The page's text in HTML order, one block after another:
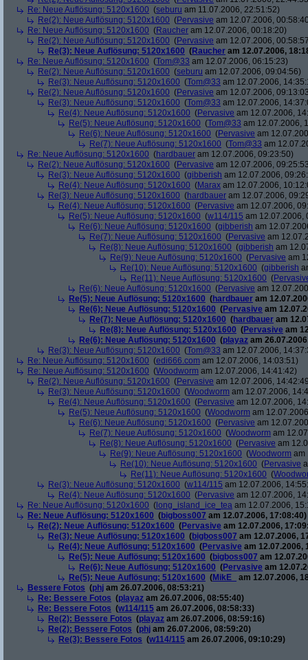
Re: Neue Auflösung: 5120x1600 (seburu am 11.07.2006, 22:51:52)
Re(2): Neue Auflösung: 5120x1600 (Pervasive am 12.07.2006,
Re: Neue Auflösung: 5120x1600 (Raucher am 12.07.2006, 00:18:20)
Re(2): Neue Auflösung: 5120x1600 (Pervasive am 12.07.2006,
Re(3): Neue Auflösung: 5120x1600 (Raucher am 12.07.2006,
Re: Neue Auflösung: 5120x1600 (Tom@33 am 12.07.2006, 06:15:23)
Re(2): Neue Auflösung: 5120x1600 (seburu am 12.07.2006, 09:04:56)
Re(3): Neue Auflösung: 5120x1600 (Tom@33 am 12.07.2006,
Re(2): Neue Auflösung: 5120x1600 (Pervasive am 12.07.2006,
Re(3): Neue Auflösung: 5120x1600 (Tom@33 am 12.07.2006,
Re(4): Neue Auflösung: 5120x1600 (Pervasive am 12.07.2006,
Re(5): Neue Auflösung: 5120x1600 (Tom@33 am 12.07.2006,
Re(6): Neue Auflösung: 5120x1600 (Pervasive am
Re(7): Neue Auflösung: 5120x1600 (Tom@33 am
Re: Neue Auflösung: 5120x1600 (hardbauer am 12.07.2006, 09:23:50)
Re(2): Neue Auflösung: 5120x1600 (Pervasive am 12.07.2006,
Re(3): Neue Auflösung: 5120x1600 (gibberish am 12.07.2006,
Re(4): Neue Auflösung: 5120x1600 (Marax am 12.07.2006,
Re(3): Neue Auflösung: 5120x1600 (hardbauer am 12.07.2006,
Re(4): Neue Auflösung: 5120x1600 (Pervasive am 12.07.2006,
Re(5): Neue Auflösung: 5120x1600 (w114/115 am 12.07.2006,
Re(6): Neue Auflösung: 5120x1600 (gibberish am
Re(7): Neue Auflösung: 5120x1600 (Pervasive am
Re(8): Neue Auflösung: 5120x1600 (gibberish am
Re(9): Neue Auflösung: 5120x1600 (Pervasive am
Re(10): Neue Auflösung: 5120x1600 (gibberish
Re(11): Neue Auflösung: 5120x1600 (
Re(6): Neue Auflösung: 5120x1600 (Pervasive am
Re(5): Neue Auflösung: 5120x1600 (hardbauer am
Re(6): Neue Auflösung: 5120x1600 (Pervasive am
Re(7): Neue Auflösung: 5120x1600 (hardbauer am
Re(8): Neue Auflösung: 5120x1600 (Pervasive am
Re(6): Neue Auflösung: 5120x1600 (playaz am
Re(3): Neue Auflösung: 5120x1600 (Tom@33 am 12.07.2006,
Re: Neue Auflösung: 5120x1600 (edi666.com am 12.07.2006, 14:03:51)
Re: Neue Auflösung: 5120x1600 (Woodworm am 12.07.2006, 14:41:42)
Re(2): Neue Auflösung: 5120x1600 (Pervasive am 12.07.2006,
Re(3): Neue Auflösung: 5120x1600 (Woodworm am 12.07.2006,
Re(4): Neue Auflösung: 5120x1600 (Pervasive am 12.07.2006,
Re(5): Neue Auflösung: 5120x1600 (Woodworm am
Re(6): Neue Auflösung: 5120x1600 (Pervasive am
Re(7): Neue Auflösung: 5120x1600 (Woodworm am
Re(8): Neue Auflösung: 5120x1600 (Pervasive am
Re(9): Neue Auflösung: 5120x1600 (Woodworm am
Re(10): Neue Auflösung: 5120x1600 (Pervasive
Re(11): Neue Auflösung: 5120x1600 (
Re(3): Neue Auflösung: 5120x1600 (w114/115 am 12.07.2006,
Re(4): Neue Auflösung: 5120x1600 (Pervasive am 12.07.2006,
Re: Neue Auflösung: 5120x1600 ( long_island_ice_tea am 12.07.2006,
Re: Neue Auflösung: 5120x1600 (bigboss007 am 12.07.2006, 17:08:40)
Re(2): Neue Auflösung: 5120x1600 (Pervasive am 12.07.2006,
Re(3): Neue Auflösung: 5120x1600 (bigboss007 am 12.07.2006,
Re(4): Neue Auflösung: 5120x1600 (Pervasive am 12.07.2006,
Re(5): Neue Auflösung: 5120x1600 (bigboss007 am
Re(6): Neue Auflösung: 5120x1600 (Pervasive am
Re(5): Neue Auflösung: 5120x1600 (MikE_
am 12.07.2006,
Bessere Fotos (phj am 26.07.2006, 08:53:21)
Re: Bessere Fotos (playaz am 26.07.2006, 08:55:40)
Re: Bessere Fotos (w114/115 am 26.07.2006, 08:58:33)
Re(2): Bessere Fotos (playaz am 26.07.2006, 08:59:16)
Re(2): Bessere Fotos (phj am 26.07.2006, 08:59:20)
Re(3): Bessere Fotos (w114/115 am 26.07.2006, 09:10:29)